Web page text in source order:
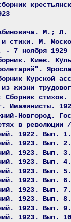
М.; Л.
стихи. М.
7 ноября
Киев.
Курской
из жизни
стихов.
Имажинисты.
Новгород.
в
1922. Вып.
1923. Вып.
1923. Вып.
1923. Вып.
1923. Вып.
1923. Вып.
1923. Вып.
1923. Вып.
1923. Вып.
1923. Вып.